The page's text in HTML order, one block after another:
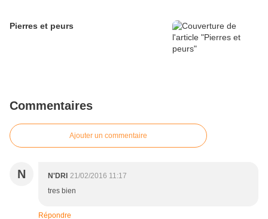
Pierres et peurs
Commentaires
Ajouter un commentaire
N N'DRI 21/02/2016 11:17
tres bien
Répondre